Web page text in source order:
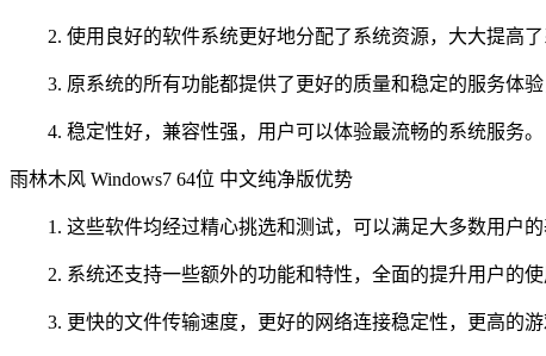
2. 使用良好的软件系统更好地分配了系统资源，大大提高了
3. 原系统的所有功能都提供了更好的质量和稳定的服务体验
4. 稳定性好，兼容性强，用户可以体验最流畅的系统服务。
雨林木风 Windows7 64位 中文纯净版优势
1. 这些软件均经过精心挑选和测试，可以满足大多数用户的
2. 系统还支持一些额外的功能和特性，全面的提升用户的使
3. 更快的文件传输速度，更好的网络连接稳定性，更高的游